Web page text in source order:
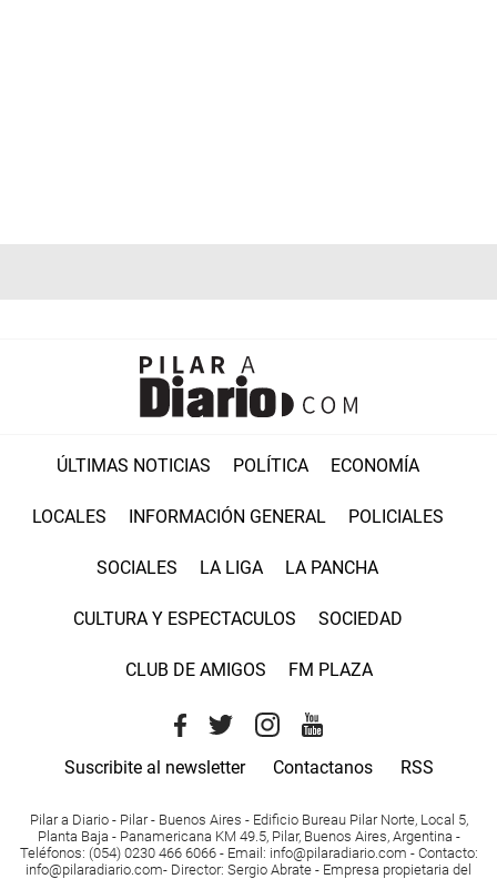
ÚLTIMAS NOTICIAS POLÍTICA ECONOMÍA
LOCALES INFORMACIÓN GENERAL POLICIALES
SOCIALES LA LIGA LA PANCHA
CULTURA Y ESPECTACULOS SOCIEDAD
CLUB DE AMIGOS FM PLAZA
Suscribite al newsletter Contactanos RSS
Pilar a Diario - Pilar - Buenos Aires - Edificio Bureau Pilar Norte, Local 5,
Planta Baja - Panamericana KM 49.5, Pilar, Buenos Aires, Argentina -
Teléfonos: (054) 0230 466 6066 - Email : info@pilaradiario.com - Contacto:
info@pilaradiario.com- Director: Sergio Abrate - Empresa propietaria del